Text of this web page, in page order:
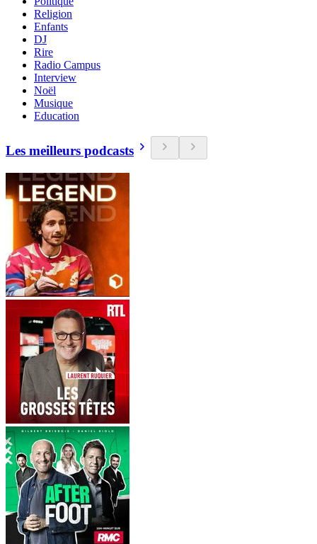
Religion
Enfants
DJ
Rire
Radio Campus
Interview
Noël
Musique
Education
Les meilleurs podcasts